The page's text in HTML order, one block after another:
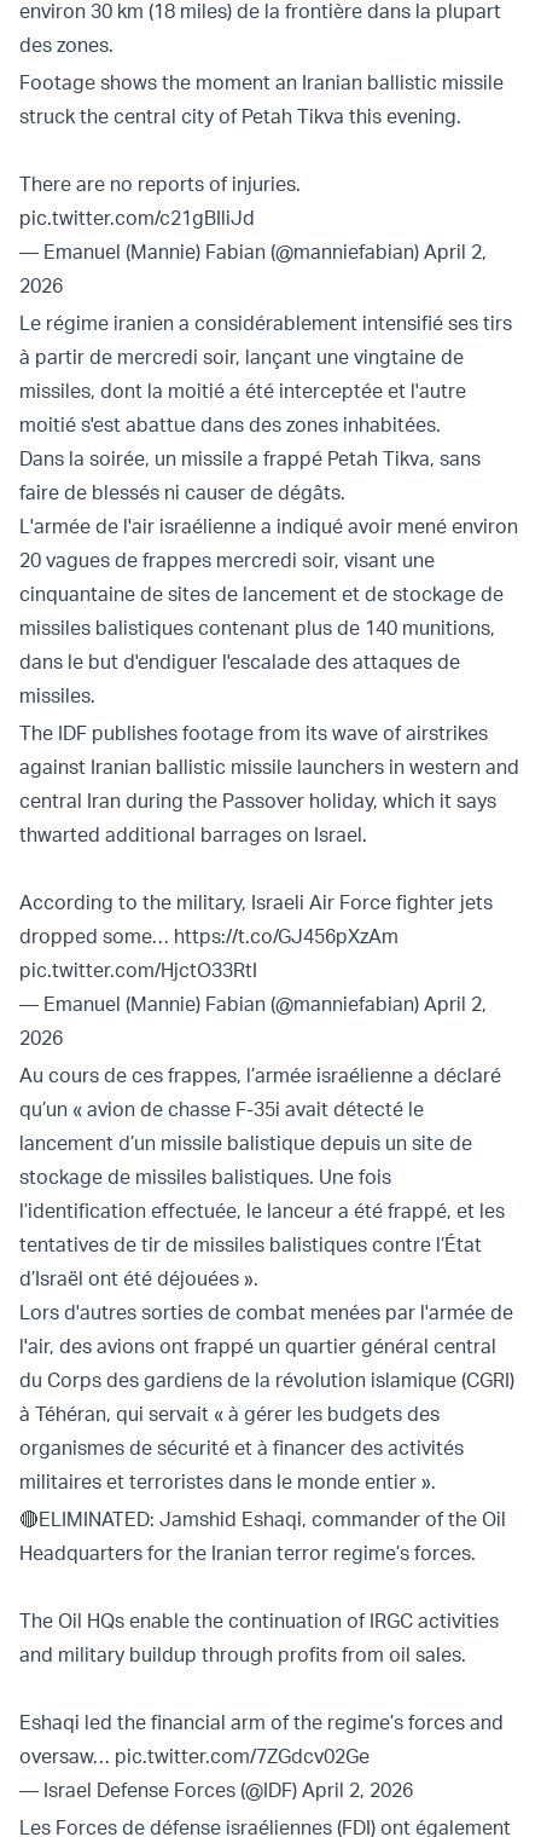
environ 30 km (18 miles) de la frontière dans la plupart
des zones.
Footage shows the moment an Iranian ballistic missile
struck the central city of Petah Tikva this evening.
There are no reports of injuries.
pic.twitter.com/c21gBIliJd
— Emanuel (Mannie) Fabian (@manniefabian) April 2,
2026
Le régime iranien a considérablement intensifié ses tirs
à partir de mercredi soir, lançant une vingtaine de
missiles, dont la moitié a été interceptée et l'autre
moitié s'est abattue dans des zones inhabitées.
Dans la soirée, un missile a frappé Petah Tikva, sans
faire de blessés ni causer de dégâts.
L'armée de l'air israélienne a indiqué avoir mené environ
20 vagues de frappes mercredi soir, visant une
cinquantaine de sites de lancement et de stockage de
missiles balistiques contenant plus de 140 munitions,
dans le but d'endiguer l'escalade des attaques de
missiles.
The IDF publishes footage from its wave of airstrikes
against Iranian ballistic missile launchers in western and
central Iran during the Passover holiday, which it says
thwarted additional barrages on Israel.
According to the military, Israeli Air Force fighter jets
dropped some… https://t.co/GJ456pXzAm
pic.twitter.com/HjctO33RtI
— Emanuel (Mannie) Fabian (@manniefabian) April 2,
2026
Au cours de ces frappes, l’armée israélienne a déclaré
qu’un « avion de chasse F-35i avait détecté le
lancement d’un missile balistique depuis un site de
stockage de missiles balistiques. Une fois
l’identification effectuée, le lanceur a été frappé, et les
tentatives de tir de missiles balistiques contre l’État
d’Israël ont été déjouées ».
Lors d'autres sorties de combat menées par l'armée de
l'air, des avions ont frappé un quartier général central
du Corps des gardiens de la révolution islamique (CGRI)
à Téhéran, qui servait « à gérer les budgets des
organismes de sécurité et à financer des activités
militaires et terroristes dans le monde entier ».
🔴ELIMINATED: Jamshid Eshaqi, commander of the Oil
Headquarters for the Iranian terror regime’s forces.
The Oil HQs enable the continuation of IRGC activities
and military buildup through profits from oil sales.
Eshaqi led the financial arm of the regime’s forces and
oversaw… pic.twitter.com/7ZGdcv02Ge
— Israel Defense Forces (@IDF) April 2, 2026
Les Forces de défense israéliennes (FDI) ont également